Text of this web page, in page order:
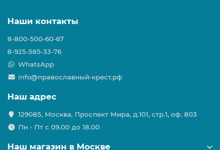
Наши контакты
8-800-500-60-67
8-925-585-33-76
WhatsApp
info@православный-крест.рф
Наш адрес
129085, Москва, Проспект Мира, д.101, стр.1, оф. 803
Пн - Пт с 09.00 до 18.00
Наш магазин в Москве